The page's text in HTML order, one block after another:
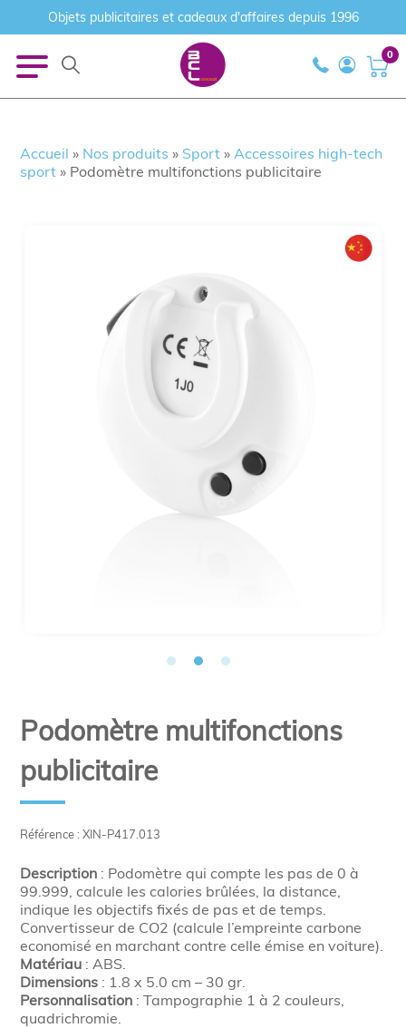
Objets publicitaires et cadeaux d'affaires depuis 1996
0
Accueil » Nos produits » Sport »Accessoires high-tech
sport » Podomètre multifonctions publicitaire
Référence : XIN-P417.013
Podomètre multifonctions
publicitaire
Description : Podomètre qui compte les pas de 0 à
99.999, calcule les calories brûlées, la distance,
indique les objectifs fixés de pas et de temps.
Convertisseur de CO2 (calcule l’empreinte carbone
economisé en marchant contre celle émise en voiture).
Matériau :ABS.
Dimensions : 1.8 x 5.0 cm – 30 gr.
Personnalisation : Tampographie 1 à 2 couleurs,
quadrichromie.